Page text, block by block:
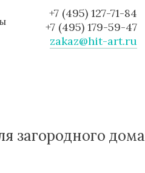
+7 (495) 127-71-84
+7 (495) 179-59-47
zakaz@hit-art.ru
загородного дома